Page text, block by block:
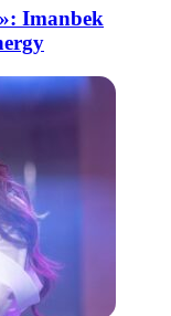
Imanbek